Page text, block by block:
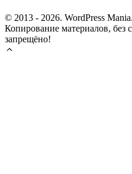
© 2013 - 2026. WordPress
Копирование материалов, без
запрещёно!